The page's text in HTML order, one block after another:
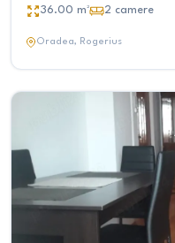
36.00 m² 2 camere
Oradea, Rogerius